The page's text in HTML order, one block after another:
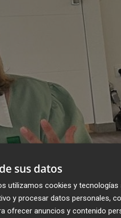
sus datos
utilizamos cookies y tecnologías
y procesar datos personales,
ofrecer anuncios y contenido